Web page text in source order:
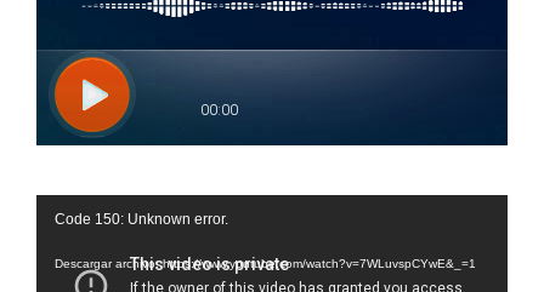
Reproductor
vídeo
Code 150: Unknown error.
Descargar archivo: https://www.youtube.com/watch?v=7WLuvspCYwE&_=1